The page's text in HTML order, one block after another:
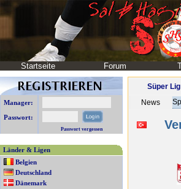
Startseite Forum
Manager:
Passwort:
Passwort vergessen
Länder & Ligen
Belgien
Deutschland
Dänemark
Süper Lig
News